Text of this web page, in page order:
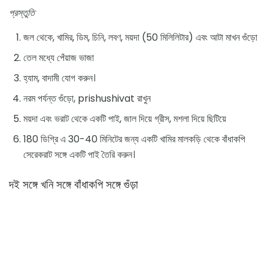
প্রস্তুতি
জল থেকে, খামির, ডিম, চিনি, লবণ, ময়দা (50 মিলিলিটার) এবং আটা মাখন গুঁড়ো
তেল মধ্যে পেঁয়াজ ভাজা
হ্যাম, বাদামী যোগ করুন।
নরম পর্যন্ত গুঁড়ো, prishushivat রাখুন
ময়দা এবং ভরাট থেকে একটি পাই, জাল দিয়ে গ্রীস, মশলা দিয়ে ছিটিয়ে
180 ডিগ্রি এ 30-40 মিনিটের জন্য একটি খামির মালকড়ি থেকে বাঁধাকপি
সেরেকরাট সঙ্গে একটি পাই তৈরি করুন।
দই সঙ্গে খনি সঙ্গে বাঁধাকপি সঙ্গে গুঁড়া